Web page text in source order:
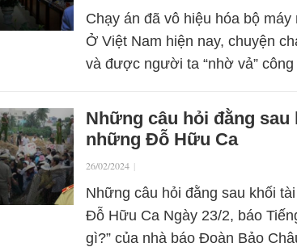
Chạy án đã vô hiệu hóa bộ
Ở Việt Nam hiện nay, chuyện
và được người ta “nhờ vả”
Những câu hỏi đằng
những Đỗ Hữu Ca
26/02/2024 |
Những câu hỏi đằng sau khối
Đỗ Hữu Ca Ngày 23/2, báo
gì?” của nhà báo Đoàn Bảo